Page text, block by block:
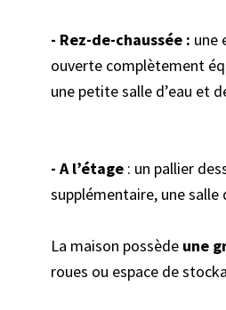
- Rez-de-chaussée : une
ouverte complètement
une petite salle d’eau et
- A l’étage : un pallier
supplémentaire, une
La maison possède une
roues ou espace de